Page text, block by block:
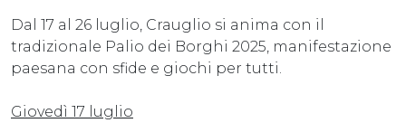
Dal 17 al 26 luglio, Crauglio si anima con il
tradizionale Palio dei Borghi 2025, manifestazione
paesana con sfide e giochi per tutti.
Giovedì 17 luglio